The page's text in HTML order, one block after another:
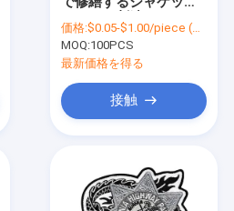
鉄を縫いなさい
価格:$0.05-$1.00/piece (depends on the design and order quantity)
MOQ:100PCS
最新価格を得る
接触